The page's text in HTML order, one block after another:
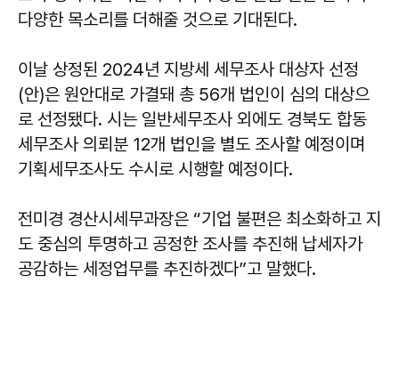
다양한 목소리를 더해줄 것으로 기대된다.
이날 상정된 2024년 지방세 세무조사 대상자 선정
(안)은 원안대로 가결돼 총 56개 법인이 심의 대상으
로 선정됐다. 시는 일반세무조사 외에도 경북도 합동
세무조사 의뢰분 12개 법인을 별도 조사할 예정이며
기획세무조사도 수시로 시행할 예정이다.
전미경 경산시세무과장은 “기업 불편은 최소화하고 지
도 중심의 투명하고 공정한 조사를 추진해 납세자가
공감하는 세정업무를 추진하겠다”고 말했다.